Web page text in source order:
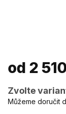
od 2
Zvolte
Můžeme doručit